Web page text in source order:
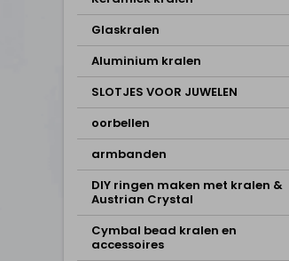
Glaskralen
Aluminium kralen
SLOTJES VOOR JUWELEN
oorbellen
armbanden
DIY ringen maken met kralen &
Austrian Crystal
Cymbal bead kralen en
accessoires